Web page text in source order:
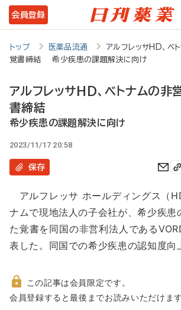
メ
イ
コ
ン
テ
ン
ツ
に
会員登録
トップ 医薬品流通
アルフレッサHD、ベ
覚書締結 希少疾患の課題解決に向け
アルフレッサHD、ベトナムの非
書締結
希少疾患の課題解決に向け
2023/11/17 20:58
保存
アルフレッサ ホールディングス（
ナムで現地法人の子会社が、希少疾患
た覚書を同国の非営利法人である
表した。同国での希少疾患の認知度
非
この記事は会員限定です。
会員登録すると最後までお読みいただけます